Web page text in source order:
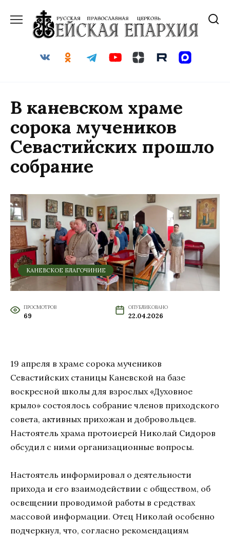
содержанию
В каневском храме
сорока мучеников
Севастийских прошло
собрание
КАНЕВСКОЕ БЛАГОЧИНИЕ
ПРОСМОТРОВ
69
ОПУБЛИКОВАНО
22.04.2026
19 апреля в храме сорока мучеников
Севастийских станицы Каневской на базе
воскресной школы для взрослых «Духовное
крыло» состоялось собрание членов приходского
совета, активных прихожан и добровольцев.
Настоятель храма протоиерей Николай Сидоров
обсудил с ними организационные вопросы.
Настоятель информировал о деятельности
прихода и его взаимодействии с обществом, об
освещении проводимой работы в средствах
массовой информации. Отец Николай особенно
подчеркнул, что, согласно рекомендациям